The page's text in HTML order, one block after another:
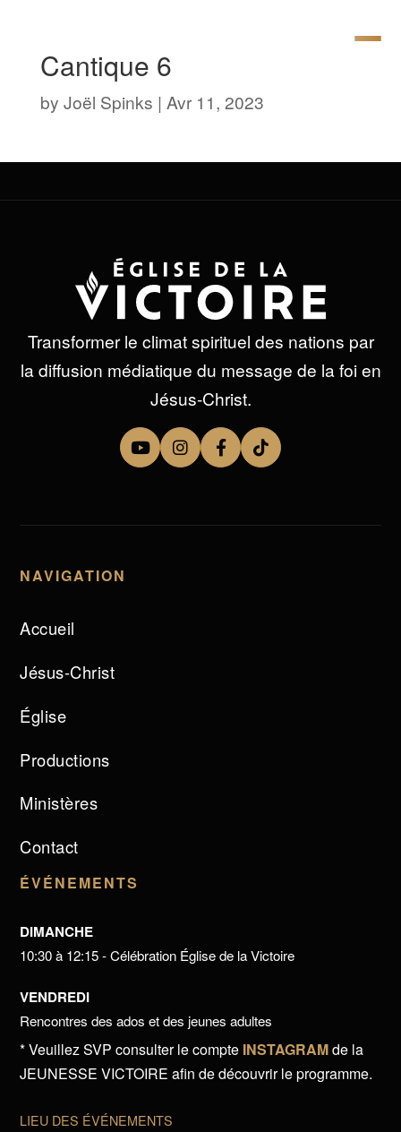
Cantique 6
by Joël Spinks | Avr 11, 2023
Transformer le climat spirituel des nations par
la diffusion médiatique du message de la foi en
Jésus-Christ.
NAVIGATION
Accueil
Jésus-Christ
Église
Productions
Ministères
Contact
ÉVÉNEMENTS
DIMANCHE
10:30 à 12:15 - Célébration Église de la Victoire
VENDREDI
Rencontres des ados et des jeunes adultes
* Veuillez SVP consulter le compte INSTAGRAMde la
JEUNESSE VICTOIRE afin de découvrir le programme.
LIEU DES ÉVÉNEMENTS